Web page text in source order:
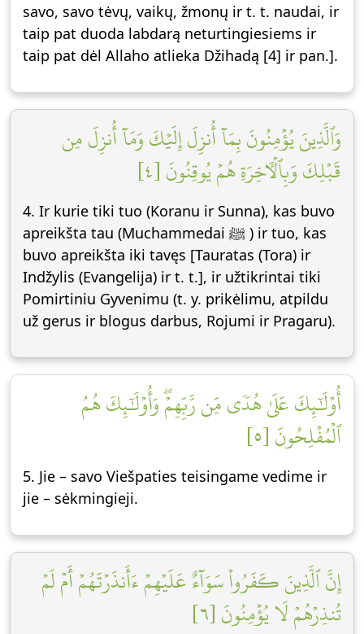
savo, savo tėvų, vaikų, žmonų ir t. t. naudai, ir
taip pat duoda labdarą neturtingiesiems ir
taip pat dėl Allaho atlieka Džihadą [4] ir pan.].
وَٱلَّذِينَ يُؤۡمِنُونَ بِمَآ أُنزِلَ إِلَيۡكَ وَمَآ أُنزِلَ مِن
قَبۡلِكَ وَبِٱلۡأٓخِرَةِ هُمۡ يُوقِنُونَ [٤]
4. Ir kurie tiki tuo (Koranu ir Sunna), kas buvo
apreikšta tau (Muchammedai ﷺ ) ir tuo, kas
buvo apreikšta iki tavęs [Tauratas (Tora) ir
Indžylis (Evangelija) ir t. t.], ir užtikrintai tiki
Pomirtiniu Gyvenimu (t. y. prikėlimu, atpildu
už gerus ir blogus darbus, Rojumi ir Pragaru).
أُوْلَٰٓئِكَ عَلَىٰ هُدٗى مِّن رَّبِّهِمۡۖ وَأُوْلَٰٓئِكَ هُمُ
ٱلۡمُفۡلِحُونَ [٥]
5. Jie – savo Viešpaties teisingame vedime ir
jie – sėkmingieji.
إِنَّ ٱلَّذِينَ كَفَرُواْ سَوَآءٌ عَلَيۡهِمۡ ءَأَنذَرۡتَهُمۡ أَمۡ لَمۡ
تُنذِرۡهُمۡ لَا يُؤۡمِنُونَ [٦]